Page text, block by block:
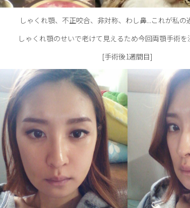
しゃくれ顎、不正咬合、非対称、わし鼻...これが私の
しゃくれ顎のせいで老けて見えるため今回両顎手術
[手術後1週間目]